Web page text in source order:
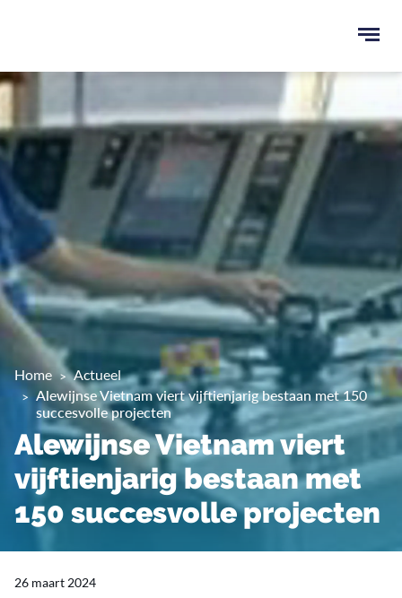
menu
Home
Actueel
Alewijnse Vietnam viert vijftienjarig bestaan met 150
succesvolle projecten
Alewijnse Vietnam viert
vijftienjarig bestaan met
150 succesvolle projecten
26 maart 2024